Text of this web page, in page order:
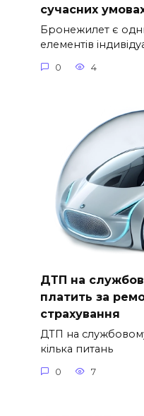
сучасних
Бронежилет є
елементів
0 4
ДТП на
платить за
страхування
ДТП на
кілька питань
0 7